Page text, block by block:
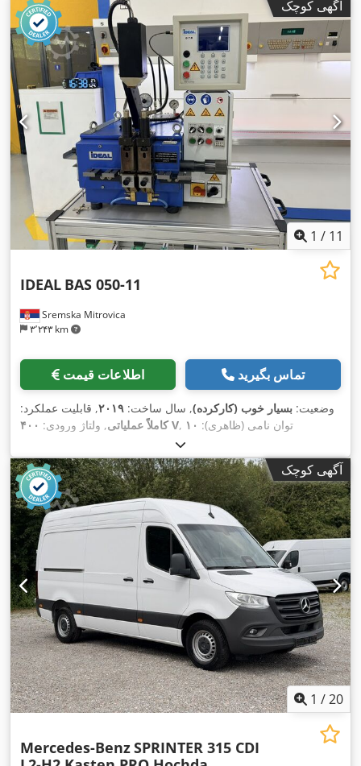
آگهی کوچک
1 / 11
Sremska Mitrovica
۳٬۲۴۳ km
IDEAL BAS 050-11
اطلاعات قیمت تماس بگیرید
وضعیت: بسیار خوب (کارکرده), سال ساخت: ۲۰۱۹, قابلیت عملکرد:
کاملاً عملیاتی, ولتاژ ورودی: ۴۰۰ V , توان نامی (ظاهری): ۱۰
, توان جوشکاری (حداکثر):۵
کی‌وی‌ای, توان نامی در چرخه کاری ۵۰٪: ۵ کی‌وی‌ای , وزن کل:۲۰۰
کیلوگرم, حداکثر وزن قطعه کار:۲۰۰ کیلوگرم , آگهی کوچک
1 /20
Mercedes-BenzSPRINTER 315 CDI